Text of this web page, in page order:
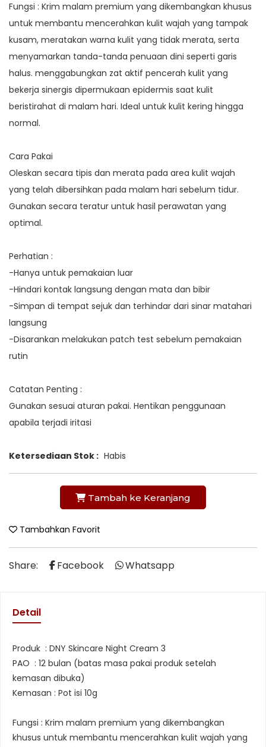
Fungsi : Krim malam premium yang dikembangkan khusus
untuk membantu mencerahkan kulit wajah yang tampak
kusam, meratakan warna kulit yang tidak merata, serta
menyamarkan tanda-tanda penuaan dini seperti garis
halus. menggabungkan zat aktif pencerah kulit yang
bekerja sinergis dipermukaan epidermis saat kulit
beristirahat di malam hari. Ideal untuk kulit kering hingga
normal.
Cara Pakai
Oleskan secara tipis dan merata pada area kulit wajah
yang telah dibersihkan pada malam hari sebelum tidur.
Gunakan secara teratur untuk hasil perawatan yang
optimal.
Perhatian :
-Hanya untuk pemakaian luar
-Hindari kontak langsung dengan mata dan bibir
-Simpan di tempat sejuk dan terhindar dari sinar matahari
langsung
-Disarankan melakukan patch test sebelum pemakaian
rutin
Catatan Penting :
Gunakan sesuai aturan pakai. Hentikan penggunaan
apabila terjadi iritasi
Ketersediaan Stok : Habis
Tambah ke Keranjang
Tambahkan Favorit
Share: Facebook Whatsapp
Detail
Produk : DNY Skincare Night Cream 3
PAO : 12 bulan (batas masa pakai produk setelah
kemasan dibuka)
Kemasan : Pot isi 10g
Fungsi : Krim malam premium yang dikembangkan
khusus untuk membantu mencerahkan kulit wajah yang